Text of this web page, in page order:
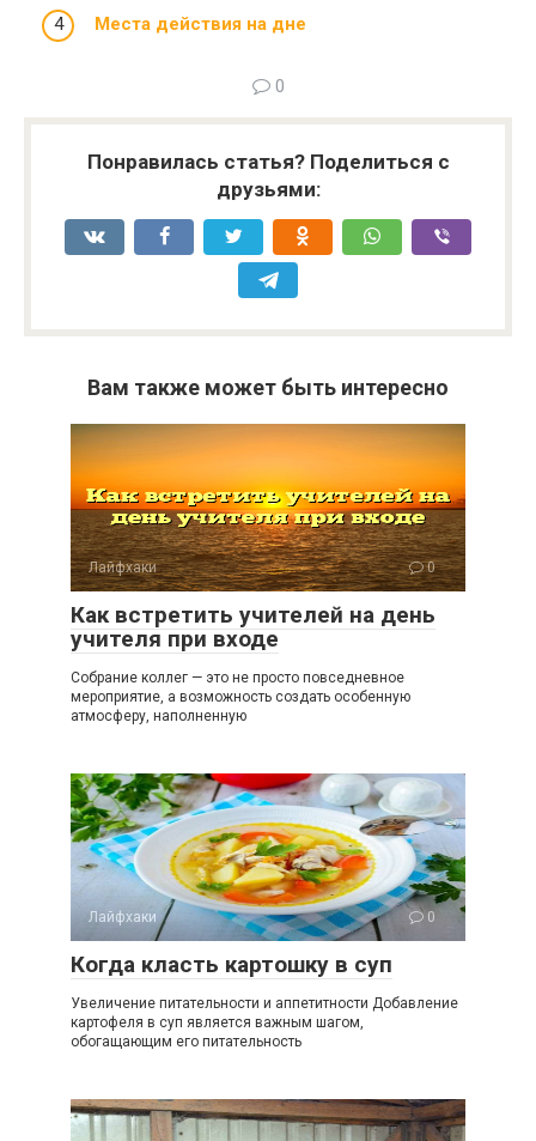
Места действия на дне
0
Понравилась статья? Поделиться с
друзьями:
Вам также может быть интересно
Лайфхаки 0
Как встретить учителей на день
учителя при входе
Собрание коллег — это не просто повседневное
мероприятие, а возможность создать особенную
атмосферу, наполненную
Лайфхаки 0
Когда класть картошку в суп
Увеличение питательности и аппетитности Добавление
картофеля в суп является важным шагом,
обогащающим его питательность